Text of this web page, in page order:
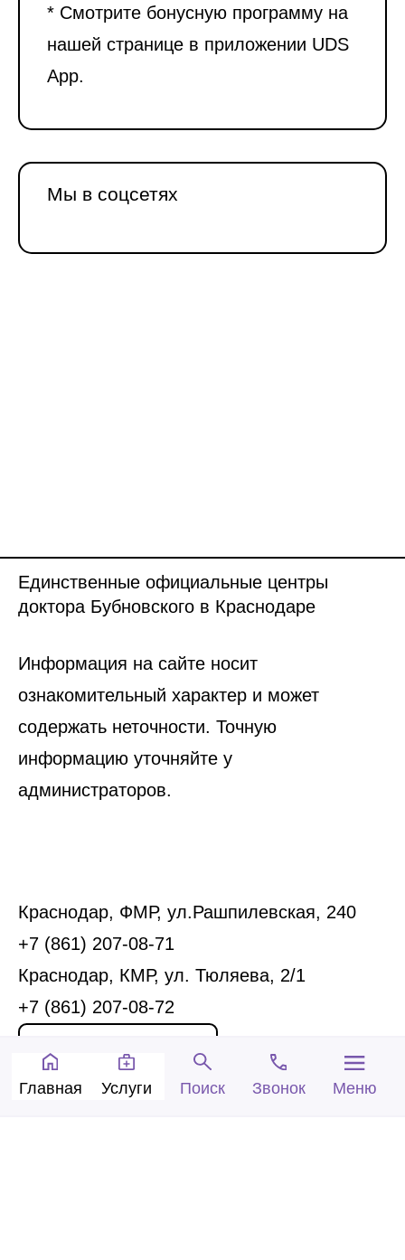
* Смотрите бонусную программу на
нашей странице в приложении UDS
App.
Мы в соцсетях
Единственные официальные центры
доктора Бубновского в Краснодаре
Информация на сайте носит
ознакомительный характер и может
содержать неточности. Точную
информацию уточняйте у
администраторов.
Краснодар, ФМР, ул.Рашпилевская, 240
+7 (861) 207-08-71
Краснодар, КМР, ул. Тюляева, 2/1
+7 (861) 207-08-72
Запись на прием
Обратный звонок
Главная Услуги Поиск Звонок Меню